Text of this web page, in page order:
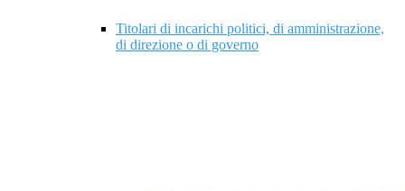
Titolari di incarichi politici, di amministrazione,
di direzione o di governo